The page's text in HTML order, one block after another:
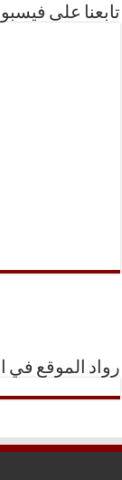
تابعنا على
رواد الموقع في